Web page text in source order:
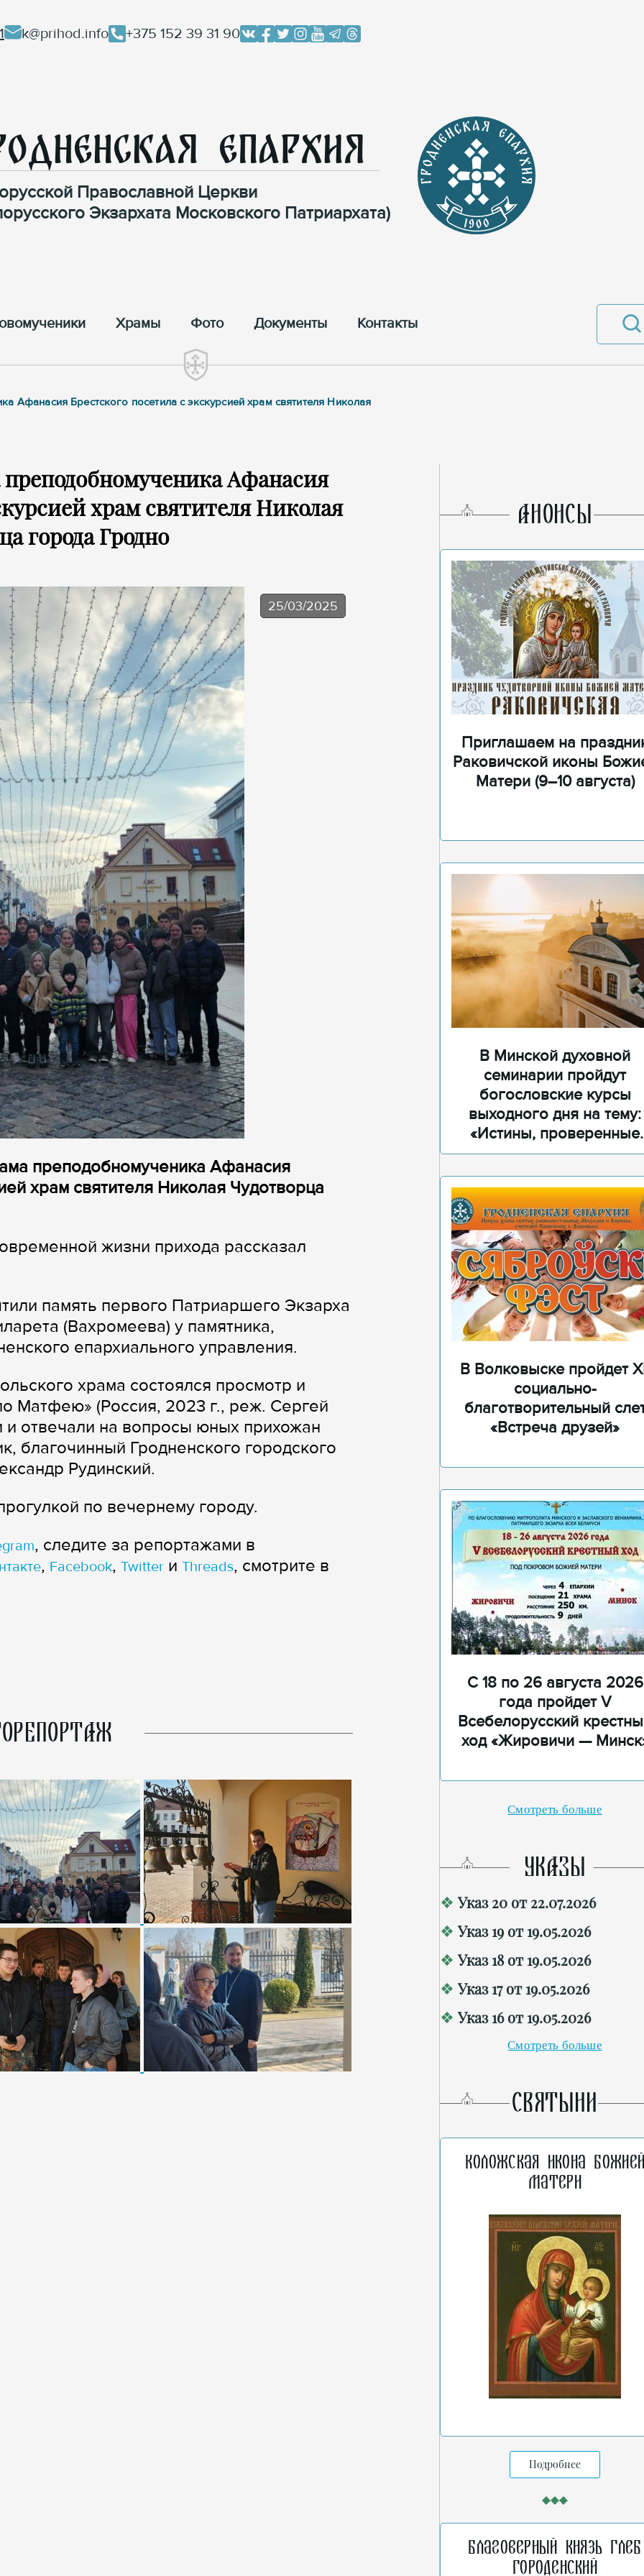
k@prihod.info +375 152 39 31 90
Епархия
Православной Церкви
Экзархата Московского Патриархата)
Храмы Фото Документы Контакты
Афанасия Брестского посетила с экскурсией храм святителя Николая
Афанасия
храм святителя Николая
города Гродно
25/03/2025
преподобномученика Афанасия
храм святителя Николая Чудотворца
жизни прихода рассказал
память первого Патриаршего Экзарха
(Вахромеева) у памятника,
епархиального управления.
храма состоялся просмотр и
Матфею» (Россия, 2023 г., реж. Сергей
отвечали на вопросы юных прихожан
благочинный Гродненского городского
Рудинский.
по вечернему городу.
, следите за репортажами в
, Facebook, Twitter и Threads, смотрите в
AНОНСЫ
Приглашаем на
Раковичской иконы
Матери (9–10 августа)
В Минской духовной
семинарии пройдут
богословские курсы
выходного дня на тему:
«Истины, проверенные
временем»
В Волковыске пройдет
социально-
благотворительный
«Встреча друзей»
С 18 по 26 августа 2026
года пройдет V
Всебелорусский
ход «Жировичи —
Смотреть больше
УКАЗЫ
Указ 20 от 22.07.2026
Указ 19 от 19.05.2026
Указ 18 от 19.05.2026
Указ 17 от 19.05.2026
Указ 16 от 19.05.2026
Смотреть больше
СВЯТЫНИ
Коложская икона
Матери
Подробнее
Благоверный князь Глеб
Городенский